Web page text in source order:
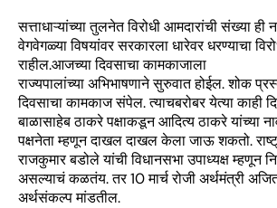
सत्ताधाऱ्यांच्या तुलनेत विरोधी आमदारांची संख्या
वेगवेगळ्या विषयांवर सरकारला धारेवर धरण्याचा
राहील.आजच्या दिवसाचा कामकाजाला
राज्यपालांच्या अभिभाषणाने सुरुवात होईल. शोक
दिवसाचा कामकाज संपेल. त्याचबरोबर येत्या काही
बाळासाहेब ठाकरे पक्षाकडून आदित्य ठाकरे यांच्या
पक्षनेता म्हणून दाखल दाखल केला जाऊ शकतो.
राजकुमार बडोले यांची विधानसभा उपाध्यक्ष म्हणून
असल्याचं कळतंय. तर 10 मार्च रोजी अर्थमंत्री
अर्थसंकल्प मांडतील.